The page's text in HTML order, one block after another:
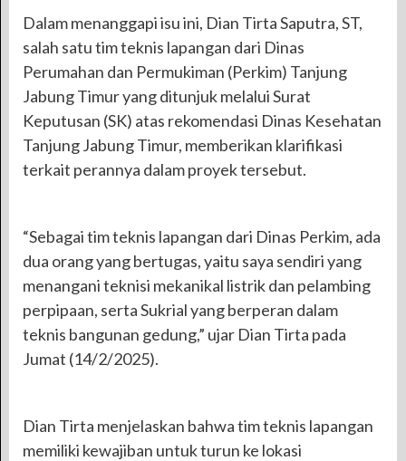
Dalam menanggapi isu ini, Dian Tirta Saputra, ST,
salah satu tim teknis lapangan dari Dinas
Perumahan dan Permukiman (Perkim) Tanjung
Jabung Timur yang ditunjuk melalui Surat
Keputusan (SK) atas rekomendasi Dinas Kesehatan
Tanjung Jabung Timur, memberikan klarifikasi
terkait perannya dalam proyek tersebut.
“Sebagai tim teknis lapangan dari Dinas Perkim, ada
dua orang yang bertugas, yaitu saya sendiri yang
menangani teknisi mekanikal listrik dan pelambing
perpipaan, serta Sukrial yang berperan dalam
teknis bangunan gedung,” ujar Dian Tirta pada
Jumat (14/2/2025).
Dian Tirta menjelaskan bahwa tim teknis lapangan
memiliki kewajiban untuk turun ke lokasi